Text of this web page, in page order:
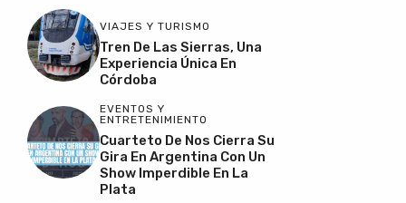
VIAJES Y TURISMO
Tren De Las Sierras, Una
Experiencia Única En
Córdoba
EVENTOS Y
ENTRETENIMIENTO
Cuarteto De Nos Cierra Su
Gira En Argentina Con Un
Show Imperdible En La
Plata